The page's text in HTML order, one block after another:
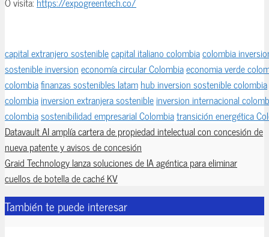
capital extranjero sosteniblecapital italiano colombiacolombia
sostenible inversioneconomía circular Colombiaeconomia verde
colombiafinanzas sostenibles latamhub inversion sostenible colombia
colombiainversion extranjera sostenibleinversion internacional
colombiasostenibilidad empresarial Colombiatransición energética
Datavault AI amplía cartera de propiedad intelectual con concesión de
nueva patente y avisos de concesión
Graid Technology lanza soluciones de IA agéntica para eliminar
cuellos de botella de caché KV
También te puede interesar